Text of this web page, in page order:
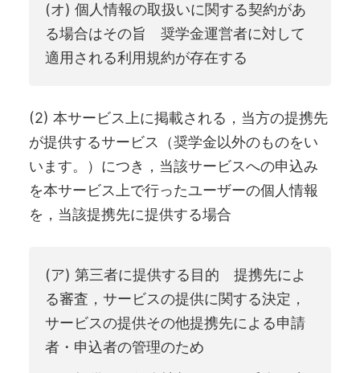
(オ) 個人情報の取扱いに関する契約があ
る場合はその旨 奨学金運営者に対して
適用される利用規約が存在する
(2) 本サービス上に掲載される，当方の提携先
が提供するサービス（奨学金以外のものをい
います。）につき，当該サービスへの申込み
を本サービス上で行ったユーザーの個人情報
を，当該提携先に提供する場合
(ア) 第三者に提供する目的 提携先によ
る審査，サービスの提供に関する決定，
サービスの提供その他提携先による申請
者・申込者の管理のため